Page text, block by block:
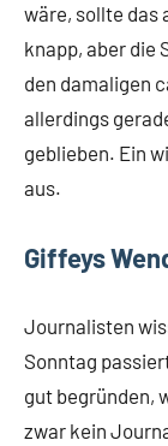
wäre, sollte das
knapp, aber die
den damaligen
allerdings
geblieben. Ein
aus.
Giffeys
Journalisten
Sonntag
gut begründen,
zwar kein